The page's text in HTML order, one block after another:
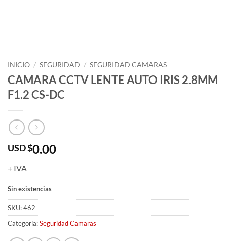
INICIO / SEGURIDAD / SEGURIDAD CAMARAS
CAMARA CCTV LENTE AUTO IRIS 2.8MM
F1.2 CS-DC
USD $0.00
+ IVA
Sin existencias
SKU:462
Categoría:Seguridad Camaras